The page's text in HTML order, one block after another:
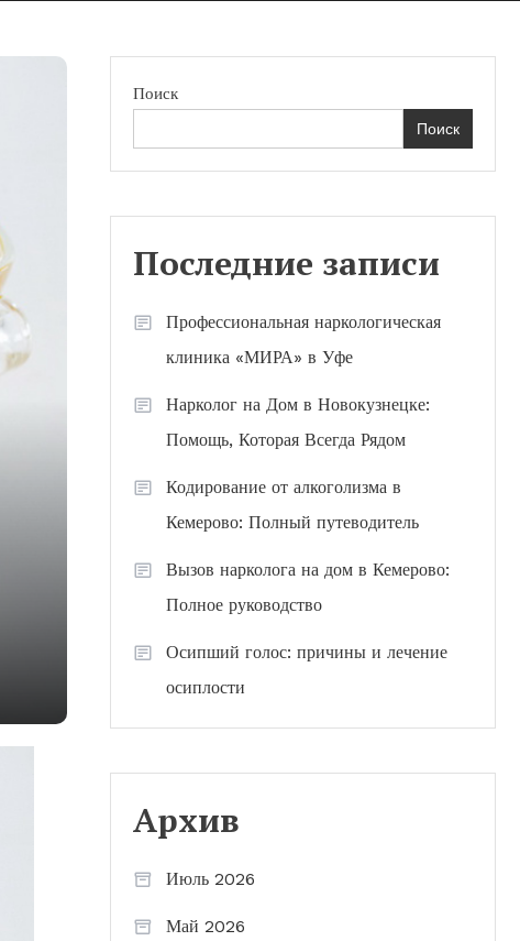
Поиск
Поиск
Последние записи
Профессиональная наркологическая
клиника «МИРА» в Уфе
Нарколог на Дом в Новокузнецке:
Помощь, Которая Всегда Рядом
Кодирование от алкоголизма в
Кемерово: Полный путеводитель
Вызов нарколога на дом в Кемерово:
Полное руководство
Осипший голос: причины и лечение
осиплости
Архив
Июль 2026
Май 2026